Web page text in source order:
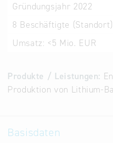
Gründungsjahr 2022
8 Beschäftigte (Standort)
Umsatz: <5 Mio. EUR
Produkte / Leistungen:
Produktion von Lithium-
Basisdaten